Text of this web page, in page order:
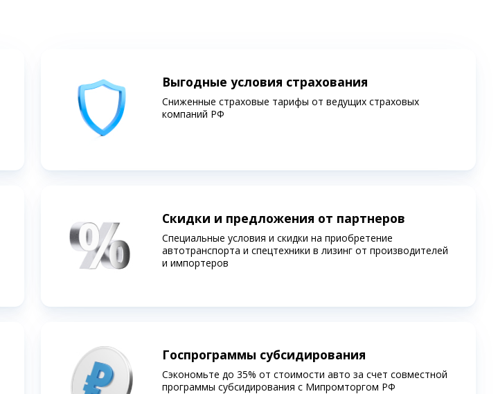
Выгодные условия страхования
Сниженные страховые тарифы от ведущих страховых
компаний РФ
Скидки и предложения от партнеров
Специальные условия и скидки на приобретение
автотранспорта и спецтехники в лизинг от производителей
и импортеров
Госпрограммы субсидирования
Сэкономьте до 35% от стоимости авто за счет совместной
программы субсидирования c Мипромторгом РФ